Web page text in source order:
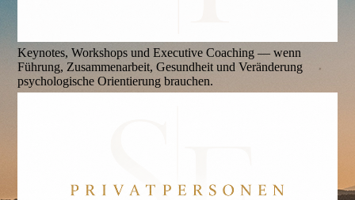
Keynotes, Workshops und Executive Coaching — wenn
Führung, Zusammenarbeit, Gesundheit und Veränderung
psychologische Orientierung brauchen.